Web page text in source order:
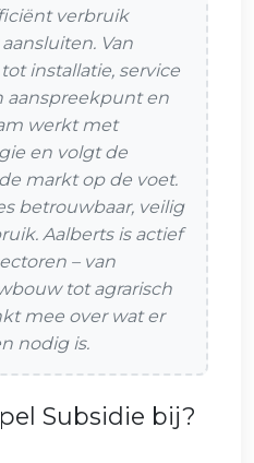
verbruik
Van
installatie, service
aanspreekpunt en
werkt met
en volgt de
markt op de voet.
betrouwbaar, veilig
Aalberts is actief
– van
tot agrarisch
mee over wat er
nodig is.
Subsidie bij?